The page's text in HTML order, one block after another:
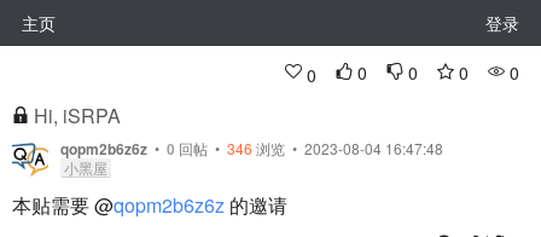
主页 登录
0 0 0 0 0
Hi, iSRPA
qopm2b6z6z • 0 回帖 • 346 浏览 • 2023-08-04 16:47:48
小黑屋
本贴需要 @qopm2b6z6z 的邀请